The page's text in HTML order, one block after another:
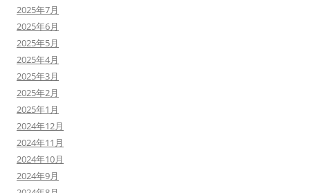
2025年7月
2025年6月
2025年5月
2025年4月
2025年3月
2025年2月
2025年1月
2024年12月
2024年11月
2024年10月
2024年9月